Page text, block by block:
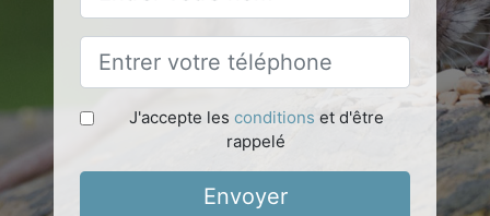
J'accepte les conditions et d'être
rappelé
Envoyer